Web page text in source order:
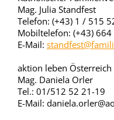
Mag. Julia Standfest
Telefon: (+43) 1 / 515
Mobiltelefon: (+43)
E-Mail:
aktion leben Österreich
Mag. Daniela Orler
Tel.: 01/512 52 21-19
E-Mail: